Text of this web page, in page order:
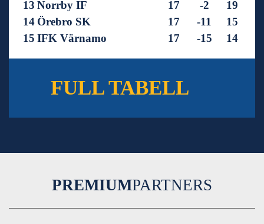
13 Norrby IF 17 -2
19
14 Örebro SK 17 -11
15
15 IFK Värnamo 17 -15
14
FULL TABELL
PREMIUMPARTNERS